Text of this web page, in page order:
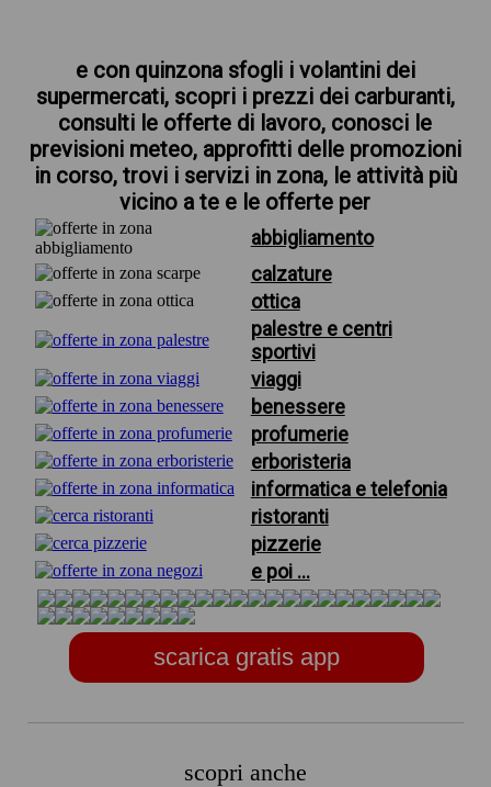
e con quinzona sfogli i volantini dei
supermercati, scopri i prezzi dei carburanti,
consulti le offerte di lavoro, conosci le
previsioni meteo, approfitti delle promozioni
in corso, trovi i servizi in zona, le attività più
vicino a te e le offerte per
abbigliamento
calzature
ottica
palestre e centri
sportivi
viaggi
benessere
profumerie
erboristeria
informatica e telefonia
ristoranti
pizzerie
e poi ...
scarica gratis app
scopri anche